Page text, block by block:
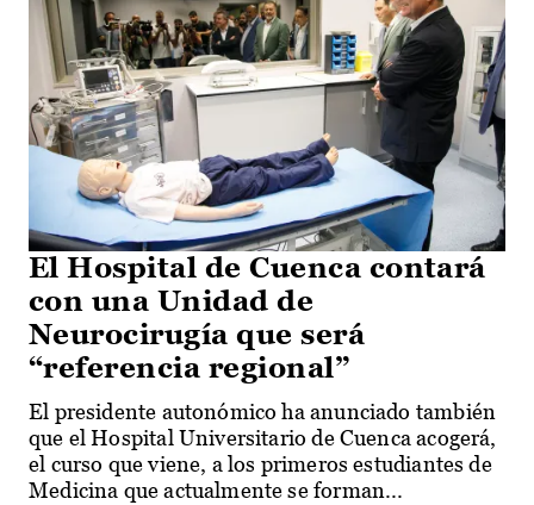
El Hospital de Cuenca contará
con una Unidad de
Neurocirugía que será
“referencia regional”
El presidente autonómico ha anunciado también
que el Hospital Universitario de Cuenca acogerá,
el curso que viene, a los primeros estudiantes de
Medicina que actualmente se forman...